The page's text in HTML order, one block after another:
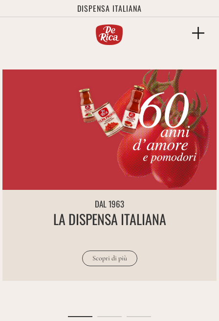
DISPENSA ITALIANA
DAL 1963
LA DISPENSA ITALIANA
Scopri di più